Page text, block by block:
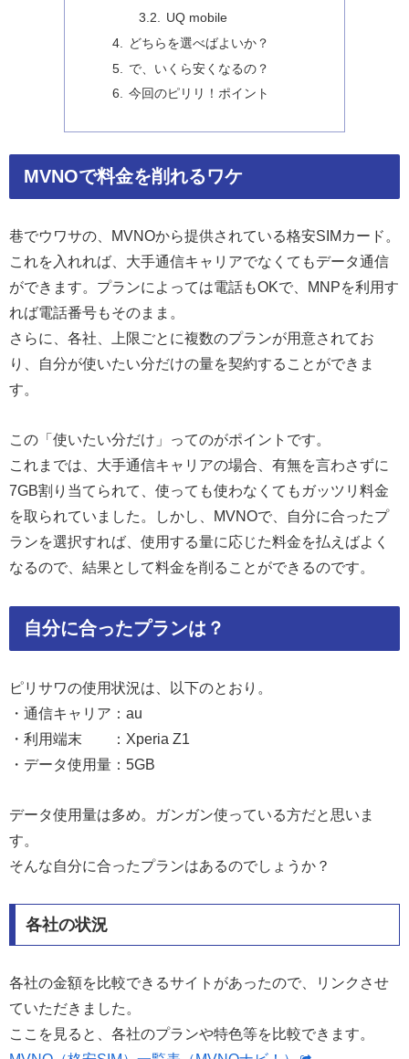
UQ mobile
どちらを選べばよいか？
で、いくら安くなるの？
今回のピリリ！ポイント
MVNOで料金を削れるワケ
巷でウワサの、MVNOから提供されている格安SIMカード。
これを入れれば、大手通信キャリアでなくてもデータ通信
ができます。プランによっては電話もOKで、MNPを利用す
れば電話番号もそのまま。
さらに、各社、上限ごとに複数のプランが用意されてお
り、自分が使いたい分だけの量を契約することができま
す。
この「使いたい分だけ」ってのがポイントです。
これまでは、大手通信キャリアの場合、有無を言わさずに
7GB割り当てられて、使っても使わなくてもガッツリ料金
を取られていました。しかし、MVNOで、自分に合ったプ
ランを選択すれば、使用する量に応じた料金を払えばよく
なるので、結果として料金を削ることができるのです。
自分に合ったプランは？
ピリサワの使用状況は、以下のとおり。
・通信キャリア：au
・利用端末 ：Xperia Z1
・データ使用量：5GB
データ使用量は多め。ガンガン使っている方だと思いま
す。
そんな自分に合ったプランはあるのでしょうか？
各社の状況
各社の金額を比較できるサイトがあったので、リンクさせ
ていただきました。
ここを見ると、各社のプランや特色等を比較できます。